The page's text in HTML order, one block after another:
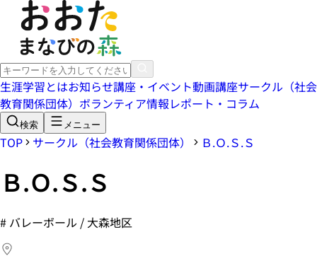
生涯学習とはお知らせ講座・イベント動画講座サークル（社会
教育関係団体） ボランティア情報レポート・コラム
検索 メニュー
TOP サークル（社会教育関係団体） Ｂ.Ｏ.Ｓ.Ｓ
Ｂ.Ｏ.Ｓ.Ｓ
# バレーボール / 大森地区